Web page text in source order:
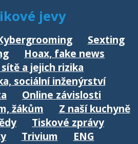
jevy
Sexting
Hoax, fake news
a jejich rizika
sociální inženýrství
Online závislosti
žákům
Z naší kuchyně
Tiskové zprávy
Trivium ENG